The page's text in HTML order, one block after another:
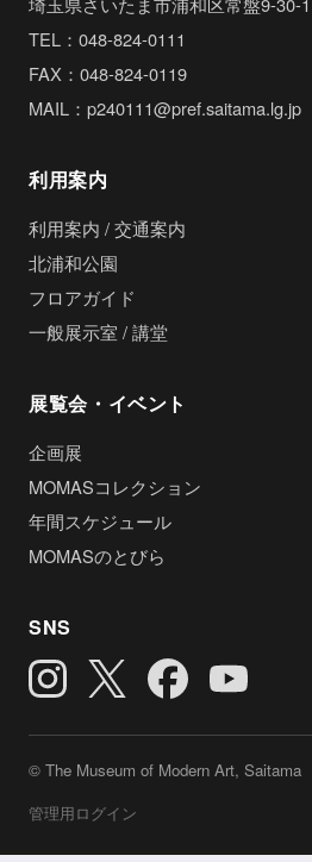
TEL：048-824-0111
FAX：048-824-0119
MAIL：p240111@pref.saitama.lg.jp
利用案内
利用案内 / 交通案内
北浦和公園
フロアガイド
一般展示室 / 講堂
展覧会・イベント
企画展
MOMASコレクション
年間スケジュール
MOMASのとびら
SNS
© The Museum of Modern Art, Saitama
管理用ログイン